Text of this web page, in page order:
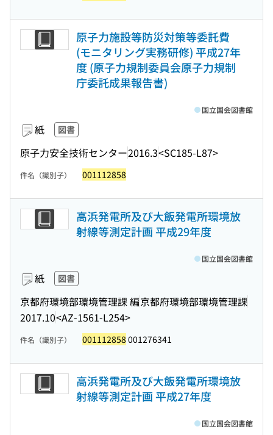
原子力施設等防災対策等委託費
(モニタリング実務研修) 平成27年
度 (原子力規制委員会原子力規制
庁委託成果報告書)
紙 図書
原子力安全技術センター2016.3<SC185-L87>
国立国会図書館
件名（識別子） 001112858
高浜発電所及び大飯発電所環境放
射線等測定計画 平成29年度
紙 図書
京都府環境部環境管理課 編京都府環境部環境管理課
2017.10<AZ-1561-L254>
国立国会図書館
件名（識別子） 001112858 001276341
高浜発電所及び大飯発電所環境放
射線等測定計画 平成27年度
国立国会図書館